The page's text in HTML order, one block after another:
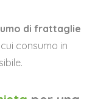
di frattaglie
consumo in